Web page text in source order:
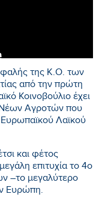
της Κ.Ο. των
από την πρώτη
Κοινοβούλιο έχει
Νέων Αγροτών που
Ευρωπαϊκού Λαϊκού
και φέτος
επιτυχία το 4ο
–το μεγαλύτερο
Ευρώπη.